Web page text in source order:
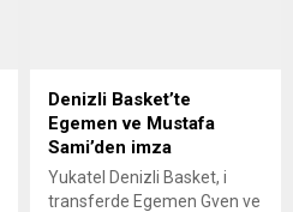
Denizli Basket’te
Egemen ve Mustafa
Sami’den imza
Yukatel Denizli Basket, i
transferde Egemen Gven ve